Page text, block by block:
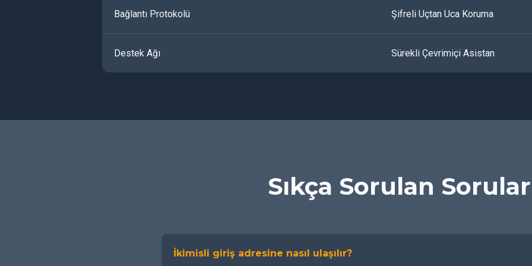
Bağlantı Protokolü Şifreli Uçtan Uca Koruma
Destek Ağı Sürekli Çevrimiçi Asistan
Sıkça Sorulan Sorular
İkimisli giriş adresine nasıl ulaşılır?